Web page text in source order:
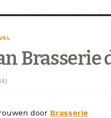
Brasserie
door Brasserie